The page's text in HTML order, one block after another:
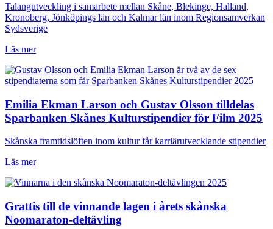
Talangutveckling i samarbete mellan Skåne, Blekinge, Halland,
Kronoberg, Jönköpings län och Kalmar län inom Regionsamverkan
Sydsverige
Läs mer
Emilia Ekman Larson och Gustav Olsson tilldelas
Sparbanken Skånes Kulturstipendier för Film 2025
Skånska framtidslöften inom kultur får karriärutvecklande stipendier
Läs mer
Grattis till de vinnande lagen i årets skånska
Noomaraton-deltävling